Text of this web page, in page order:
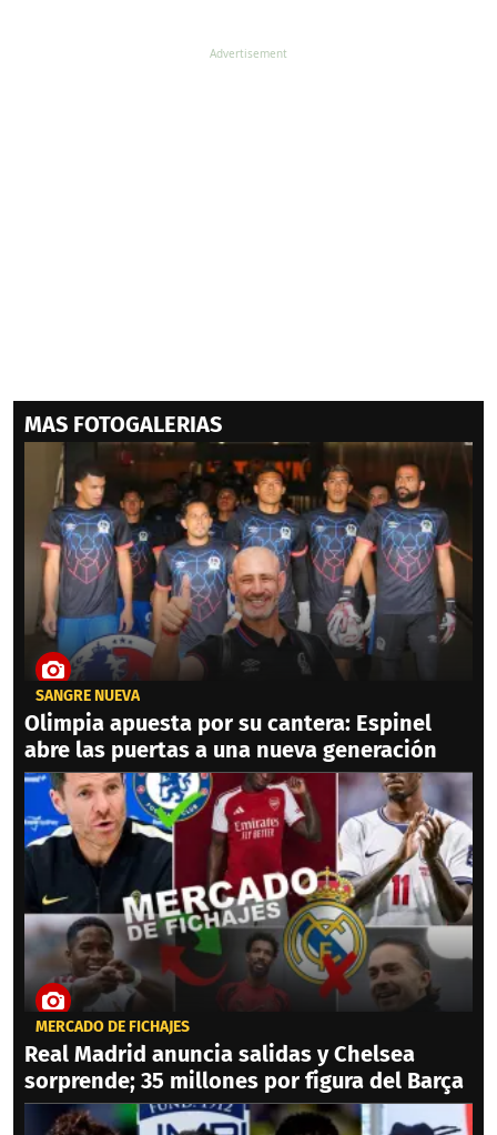
MAS FOTOGALERIAS
SANGRE NUEVA
Olimpia apuesta por su cantera: Espinel
abre las puertas a una nueva generación
MERCADO DE FICHAJES
Real Madrid anuncia salidas y Chelsea
sorprende; 35 millones por figura del Barça